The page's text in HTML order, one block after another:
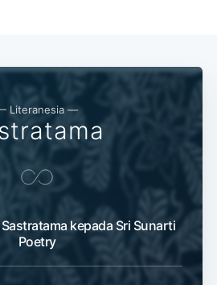
Literanesia —
kepada Sri Sunarti
Poetry